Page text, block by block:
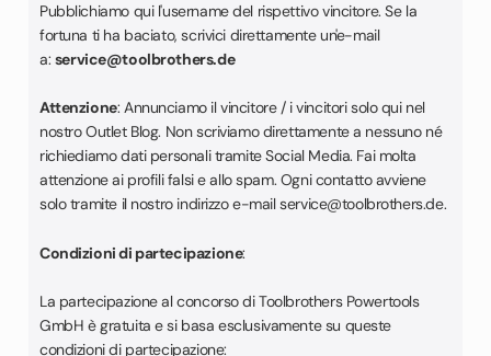
Pubblichiamo qui l'username del rispettivo vincitore. Se la
fortuna ti ha baciato, scrivici direttamente un'e-mail
a: service@toolbrothers.de
Attenzione: Annunciamo il vincitore / i vincitori solo qui nel
nostro Outlet Blog. Non scriviamo direttamente a nessuno né
richiediamo dati personali tramite Social Media. Fai molta
attenzione ai profili falsi e allo spam. Ogni contatto avviene
solo tramite il nostro indirizzo e-mail service@toolbrothers.de.
Condizioni di partecipazione:
La partecipazione al concorso di Toolbrothers Powertools
GmbH è gratuita e si basa esclusivamente su queste
condizioni di partecipazione: